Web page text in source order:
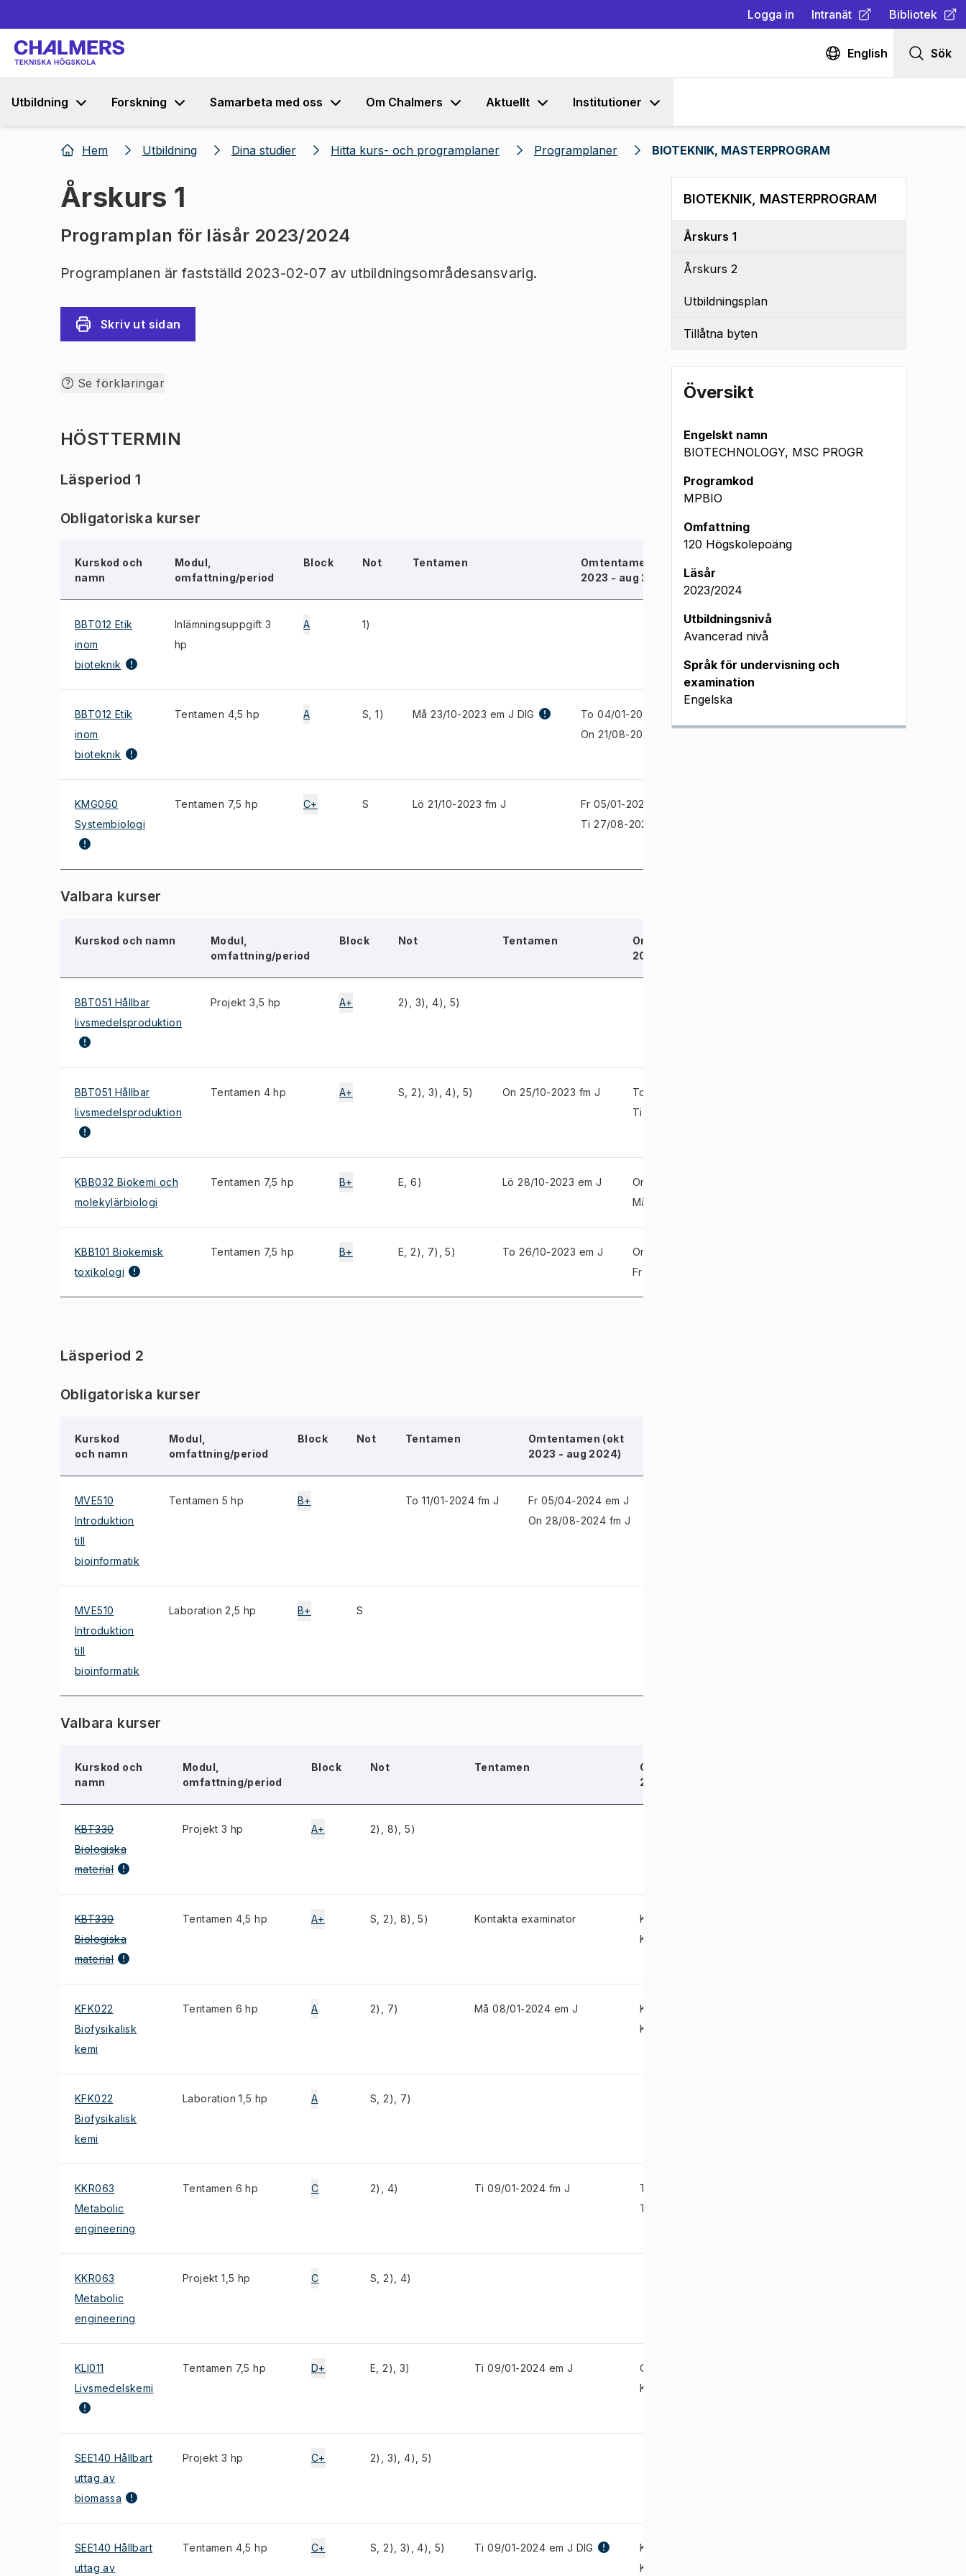
Logga in Intranät
(Öppnas i ny flik)
Bibliotek
(Öppnas i ny
English Sök
Utbildning Forskning Samarbeta med oss Om Chalmers Aktuellt Institutioner
Hem Utbildning Dina studier Hitta kurs- och programplaner Programplaner BIOTEKNIK, MASTERPROGRAM
Årskurs 1
Programplan för läsår 2023/2024
Programplanen är fastställd 2023-02-07 av utbildningsområdesansvarig.
Skriv ut sidan
Se förklaringar
HÖSTTERMIN
Läsperiod 1
Obligatoriska kurser
Kurskod och
namn
Modul,
omfattning/period
Block Not Tentamen
Omtentamen (okt
2023 - aug 2024)
BBT012 Etik
inom
bioteknik
Inlämningsuppgift 3
hp
A 1)
BBT012 Etik
inom
bioteknik
Tentamen 4,5 hp A S, 1) Må 23/10-2023 em J DIG
To 04/01-2024 em J DIG
On 21/08-2024 fm J DIG
KMG060
Systembiologi
Tentamen 7,5 hp C+ S Lö 21/10-2023 fm J
Fr 05/01-2024 em J
Ti 27/08-2024 em J
Valbara kurser
Kurskod och namn
Modul,
omfattning/period
Block Not Tentamen
Omtentamen (okt
2023 - aug 2024)
BBT051 Hållbar
livsmedelsproduktion
Projekt 3,5 hp A+ 2), 3), 4), 5)
BBT051 Hållbar
livsmedelsproduktion
Tentamen 4 hp A+ S, 2), 3), 4), 5) On 25/10-2023 fm J
To 04/01-2024 fm J
Ti 27/08-2024 em J
KBB032 Biokemi och
molekylärbiologi
Tentamen 7,5 hp B+ E, 6) Lö 28/10-2023 em J
On 03/01-2024 em J
Må 19/08-2024 em J
KBB101 Biokemisk
toxikologi
Tentamen 7,5 hp B+ E, 2), 7), 5) To 26/10-2023 em J
On 03/01-2024 fm J
Fr 23/08-2024 fm J
Läsperiod 2
Obligatoriska kurser
Kurskod
och namn
Modul,
omfattning/period
Block Not Tentamen
Omtentamen (okt
2023 - aug 2024)
MVE510
Introduktion
till
bioinformatik
Tentamen 5 hp B+ To 11/01-2024 fm J
Fr 05/04-2024 em J
On 28/08-2024 fm J
MVE510
Introduktion
till
bioinformatik
Laboration 2,5 hp B+ S
Valbara kurser
Kurskod och
namn
Modul,
omfattning/period
Block Not Tentamen
Omtentamen (okt
2023 - aug 2024)
KBT330
Biologiska
material
Projekt 3 hp A+ 2), 8), 5)
KBT330
Biologiska
material
Tentamen 4,5 hp A+ S, 2), 8), 5) Kontakta examinator
Kontakta examinator
Kontakta examinator
KFK022
Biofysikalisk
kemi
Tentamen 6 hp A 2), 7) Må 08/01-2024 em J
Kontakta examinator
Kontakta examinator
KFK022
Biofysikalisk
kemi
Laboration 1,5 hp A S, 2), 7)
KKR063
Metabolic
engineering
Tentamen 6 hp C 2), 4) Ti 09/01-2024 fm J
To 04/04-2024 fm J
To 22/08-2024 fm J
KKR063
Metabolic
engineering
Projekt 1,5 hp C S, 2), 4)
KLI011
Livsmedelskemi
Tentamen 7,5 hp D+ E, 2), 3) Ti 09/01-2024 em J
On 03/04-2024 em J
Kontakta examinator
SEE140 Hållbart
uttag av
biomassa
Projekt 3 hp C+ 2), 3), 4), 5)
SEE140 Hållbart
uttag av
Tentamen 4,5 hp C+ S, 2), 3), 4), 5) Ti 09/01-2024 em J DIG
Kontakta examinator
Kontakta examinator
BIOTEKNIK, MASTERPROGRAM
Årskurs 1
Årskurs 2
Utbildningsplan
Tillåtna byten
Översikt
Engelskt namn
BIOTECHNOLOGY, MSC PROGR
Programkod
MPBIO
Omfattning
120 Högskolepoäng
Läsår
2023/2024
Utbildningsnivå
Avancerad nivå
Språk för undervisning och
examination
Engelska